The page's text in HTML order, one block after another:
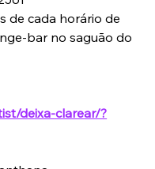
de cada horário de
bar no saguão do
deixa-clarear/?